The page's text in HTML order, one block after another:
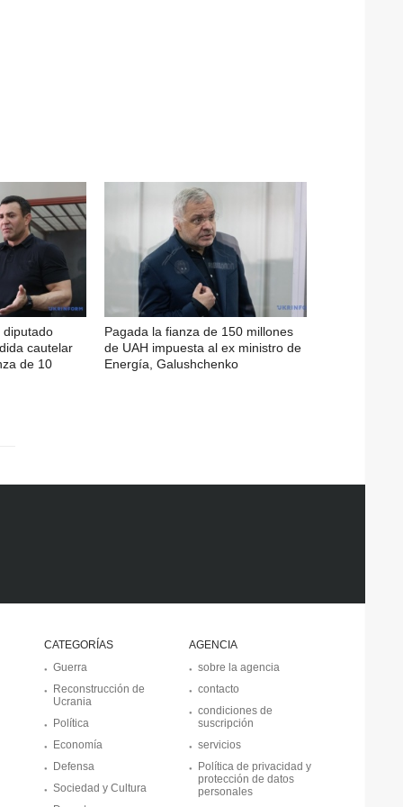
diputado
cautelar
de 10
Pagada la fianza de 150 millones
de UAH impuesta al ex ministro de
Energía, Galushchenko
CATEGORÍAS
Guerra
Reconstrucción de
Ucrania
Política
Economía
Defensa
Sociedad y Cultura
AGENCIA
sobre la agencia
contacto
condiciones de
suscripción
servicios
Política de privacidad y
protección de datos
personales